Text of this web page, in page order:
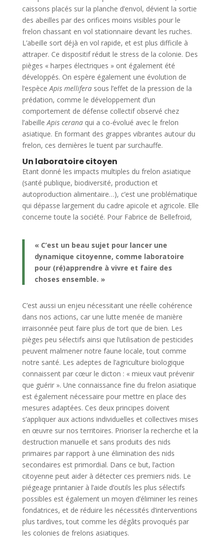
caissons placés sur la planche d’envol, dévient la sortie
des abeilles par des orifices moins visibles pour le
frelon chassant en vol stationnaire devant les ruches.
L’abeille sort déjà en vol rapide, et est plus difficile à
attraper. Ce dispositif réduit le stress de la colonie. Des
pièges « harpes électriques » ont également été
développés. On espère également une évolution de
l’espèce Apis melliferasous l’effet de la pression de la
prédation, comme le développement d’un
comportement de défense collectif observé chez
l’abeille Apis cerana qui a co-évolué avec le frelon
asiatique. En formant des grappes vibrantes autour du
frelon, ces dernières le tuent par surchauffe.
Un laboratoire citoyen
Etant donné les impacts multiples du frelon asiatique
(santé publique, biodiversité, production et
autoproduction alimentaire…), c’est une problématique
qui dépasse largement du cadre apicole et agricole. Elle
concerne toute la société. Pour Fabrice de Bellefroid,
« C’est un beau sujet pour lancer une
dynamique citoyenne, comme laboratoire
pour (ré)apprendre à vivre et faire des
choses ensemble. »
C’est aussi un enjeu nécessitant une réelle cohérence
dans nos actions, car une lutte menée de manière
irraisonnée peut faire plus de tort que de bien. Les
pièges peu sélectifs ainsi que l’utilisation de pesticides
peuvent malmener notre faune locale, tout comme
notre santé. Les adeptes de l’agriculture biologique
connaissent par cœur le dicton : « mieux vaut prévenir
que guérir ». Une connaissance fine du frelon asiatique
est également nécessaire pour mettre en place des
mesures adaptées. Ces deux principes doivent
s’appliquer aux actions individuelles et collectives mises
en œuvre sur nos territoires. Prioriser la recherche et la
destruction manuelle et sans produits des nids
primaires par rapport à une élimination des nids
secondaires est primordial. Dans ce but, l’action
citoyenne peut aider à détecter ces premiers nids. Le
piégeage printanier à l’aide d’outils les plus sélectifs
possibles est également un moyen d’éliminer les reines
fondatrices, et de réduire les nécessités d’interventions
plus tardives, tout comme les dégâts provoqués par
les colonies de frelons asiatiques.